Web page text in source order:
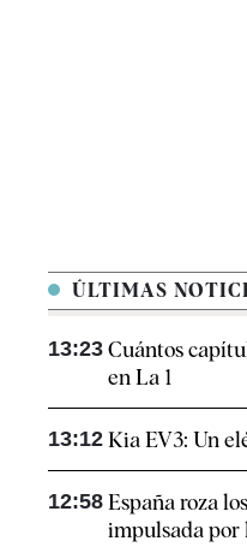
ÚLTIMAS
13:23 Cuántos
en La 1
13:12 Kia EV3: Un
12:58 España roza
impulsada por